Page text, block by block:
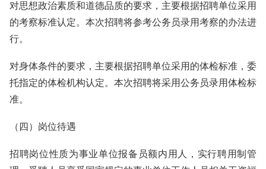
对思想政治素质和道德品质的要求，主要根据招聘单位采用
的考察标准认定。本次招聘将参考公务员录用考察的办法进
行。
对身体条件的要求，主要根据招聘单位采用的体检标准，委
托指定的体检机构认定。本次招聘将采用公务员录用体检标
准。
（四）岗位待遇
招聘岗位性质为事业单位报备员额内用人，实行聘用制管